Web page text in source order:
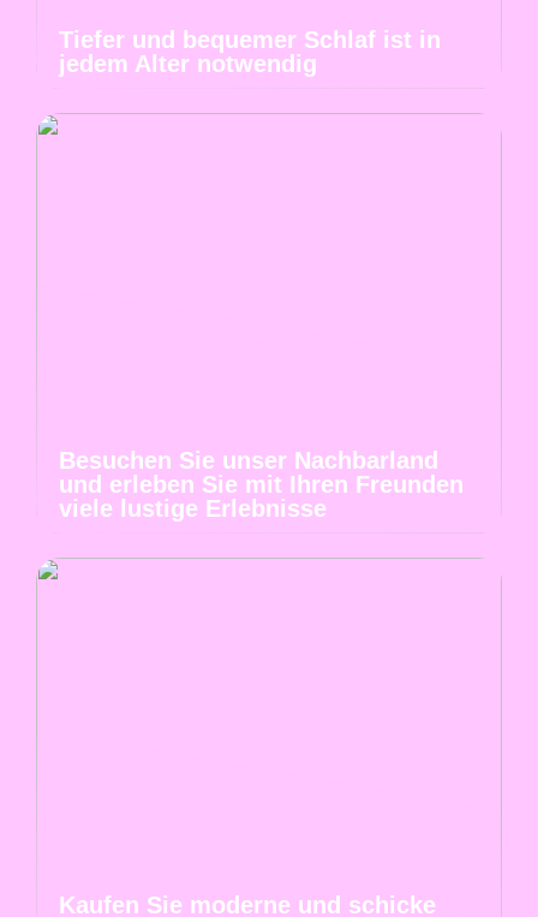
Tiefer und bequemer Schlaf ist in
jedem Alter notwendig
Besuchen Sie unser Nachbarland
und erleben Sie mit Ihren Freunden
viele lustige Erlebnisse
Kaufen Sie moderne und schicke